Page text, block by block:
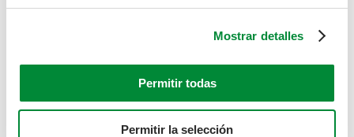
Mostrar detalles
Permitir todas
Permitir la selección
Nuestros jugos son 100 % naturales, no utilizamos aditivos